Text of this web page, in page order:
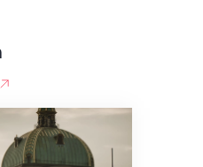
STV-Anliegen sind